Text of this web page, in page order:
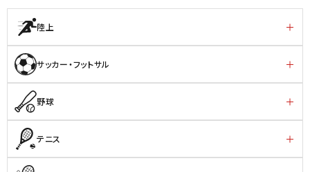
陸上
サッカー・フットサル
野球
テニス